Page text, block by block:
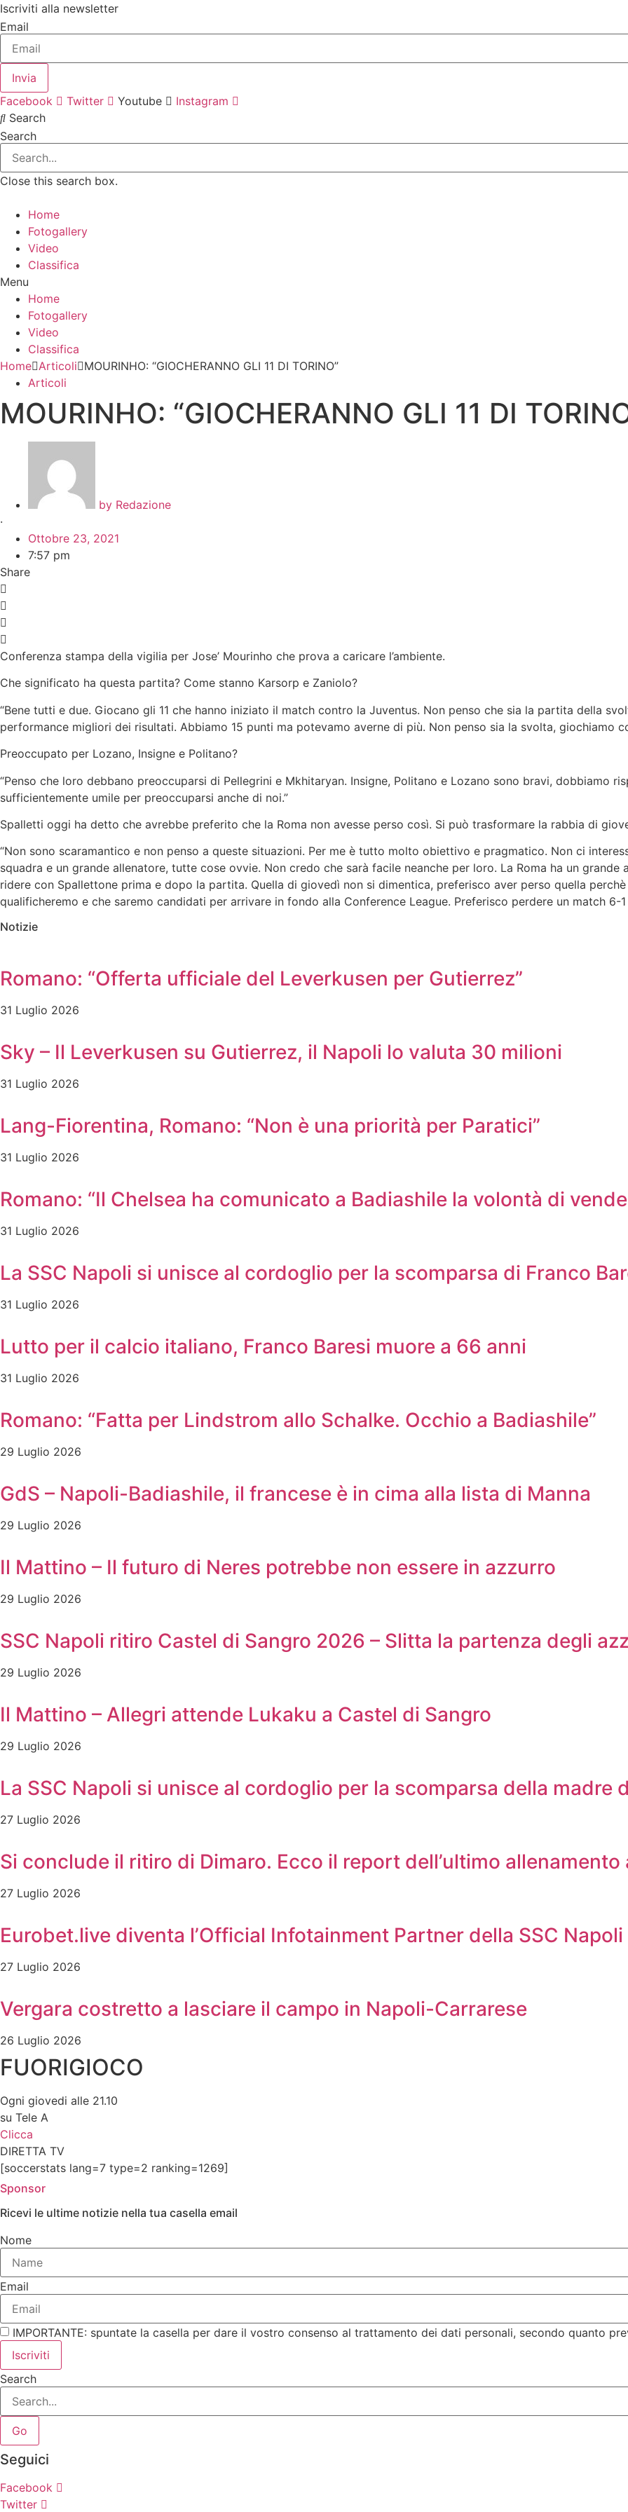
Vai
al
contenuto
Iscriviti alla newsletter
Email
Invia
Facebook
Twitter Youtube
Instagram
Search
Search
Close this search box.
Home
Fotogallery
Video
Classifica
Menu
Home
Fotogallery
Video
Classifica
Home Articoli MOURINHO: “GIOCHERANNO GLI 11 DI TORINO”
Articoli
MOURINHO: “GIOCHERANNO GLI 11 DI
by Redazione
·
Ottobre 23, 2021
7:57 pm
Share
Conferenza stampa della vigilia per Jose’ Mourinho che prova a caricare l’ambiente.
Che significato ha questa partita? Come stanno Karsorp e Zaniolo?
“Bene tutti e due. Giocano gli 11 che hanno iniziato il match contro la Juventus. Non penso che sia la partita della
performance migliori dei risultati. Abbiamo 15 punti ma potevamo averne di più. Non penso sia la svolta, giochiamo
Preoccupato per Lozano, Insigne e Politano?
“Penso che loro debbano preoccuparsi di Pellegrini e Mkhitaryan. Insigne, Politano e Lozano sono bravi, dobbiamo
sufficientemente umile per preoccuparsi anche di noi.”
Spalletti oggi ha detto che avrebbe preferito che la Roma non avesse perso così. Si può trasformare la rabbia di
“Non sono scaramantico e non penso a queste situazioni. Per me è tutto molto obiettivo e pragmatico. Non ci
squadra e un grande allenatore, tutte cose ovvie. Non credo che sarà facile neanche per loro. La Roma ha un grande
ridere con Spallettone prima e dopo la partita. Quella di giovedì non si dimentica, preferisco aver perso quella
qualificheremo e che saremo candidati per arrivare in fondo alla Conference League. Preferisco perdere un match 6-
Notizie
Romano: “Offerta ufficiale del Leverkusen per Gutierrez”
31 Luglio 2026
Sky – Il Leverkusen su Gutierrez, il Napoli lo valuta 30 milioni
31 Luglio 2026
Lang-Fiorentina, Romano: “Non è una priorità per Paratici”
31 Luglio 2026
Romano: “Il Chelsea ha comunicato a Badiashile la volontà di
31 Luglio 2026
La SSC Napoli si unisce al cordoglio per la scomparsa di Franco
31 Luglio 2026
Lutto per il calcio italiano, Franco Baresi muore a 66 anni
31 Luglio 2026
Romano: “Fatta per Lindstrom allo Schalke. Occhio a Badiashile”
29 Luglio 2026
GdS – Napoli-Badiashile, il francese è in cima alla lista di Manna
29 Luglio 2026
Il Mattino – Il futuro di Neres potrebbe non essere in azzurro
29 Luglio 2026
SSC Napoli ritiro Castel di Sangro 2026 – Slitta la partenza degli
29 Luglio 2026
Il Mattino – Allegri attende Lukaku a Castel di Sangro
29 Luglio 2026
La SSC Napoli si unisce al cordoglio per la scomparsa della madre
27 Luglio 2026
Si conclude il ritiro di Dimaro. Ecco il report dell’ultimo allenamento
27 Luglio 2026
Eurobet.live diventa l’Official Infotainment Partner della SSC Napoli
27 Luglio 2026
Vergara costretto a lasciare il campo in Napoli-Carrarese
26 Luglio 2026
FUORIGIOCO
Ogni giovedi alle 21.10
su Tele A
Clicca
DIRETTA TV
[soccerstats lang=7 type=2 ranking=1269]
Sponsor
Ricevi le ultime notizie nella tua casella email
Nome
Email
IMPORTANTE: spuntate la casella per dare il vostro consenso al trattamento dei dati personali, secondo quanto
Iscriviti
Search
Go
Seguici
Facebook
Twitter